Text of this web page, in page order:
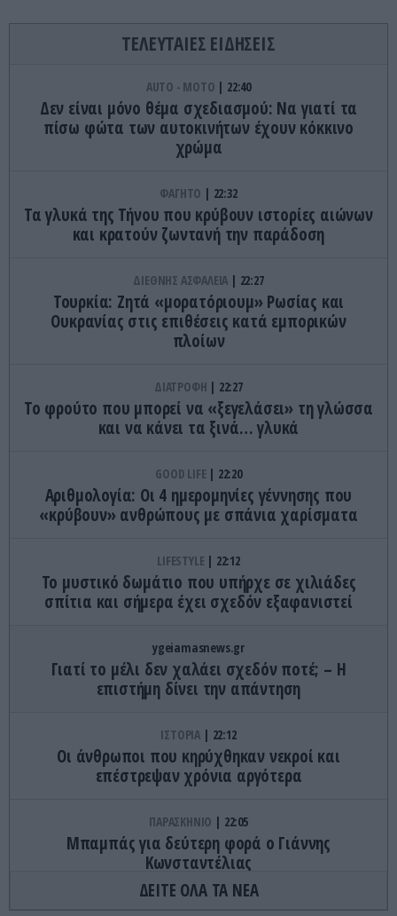
ΤΕΛΕΥΤΑΙΕΣ ΕΙΔΗΣΕΙΣ
AUTO - MOTO 22:40
Δεν είναι μόνο θέμα σχεδιασμού: Να γιατί τα
πίσω φώτα των αυτοκινήτων έχουν κόκκινο
χρώμα
ΦΑΓΗΤΟ 22:32
Τα γλυκά της Τήνου που κρύβουν ιστορίες αιώνων
και κρατούν ζωντανή την παράδοση
ΔΙΕΘΝΗΣ ΑΣΦΑΛΕΙΑ 22:27
Τουρκία: Ζητά «μορατόριουμ» Ρωσίας και
Ουκρανίας στις επιθέσεις κατά εμπορικών
πλοίων
ΔΙΑΤΡΟΦΗ 22:27
Το φρούτο που μπορεί να «ξεγελάσει» τη γλώσσα
και να κάνει τα ξινά… γλυκά
GOOD LIFE 22:20
Αριθμολογία: Οι 4 ημερομηνίες γέννησης που
«κρύβουν» ανθρώπους με σπάνια χαρίσματα
LIFESTYLE 22:12
Το μυστικό δωμάτιο που υπήρχε σε χιλιάδες
σπίτια και σήμερα έχει σχεδόν εξαφανιστεί
ygeiamasnews.gr
Γιατί το μέλι δεν χαλάει σχεδόν ποτέ; – Η
επιστήμη δίνει την απάντηση
ΙΣΤΟΡΙΑ 22:12
Οι άνθρωποι που κηρύχθηκαν νεκροί και
επέστρεψαν χρόνια αργότερα
ΠΑΡΑΣΚΗΝΙΟ 22:05
Μπαμπάς για δεύτερη φορά ο Γιάννης
Κωνσταντέλιας
CELEBRITIES 22:02
ΔΕΙΤΕ ΟΛΑ ΤΑ ΝΕΑ